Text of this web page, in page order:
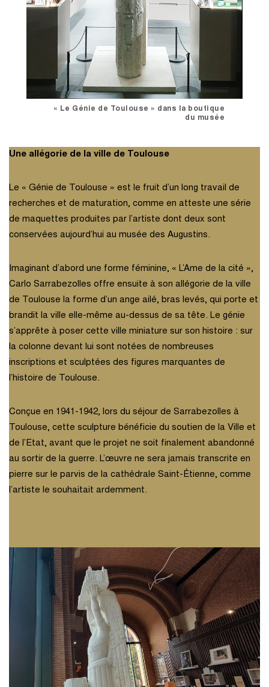
« Le Génie de Toulouse » dans la boutique
du musée
Une allégorie de la ville de Toulouse
Le « Génie de Toulouse » est le fruit d’un long travail de
recherches et de maturation, comme en atteste une série
de maquettes produites par l’artiste dont deux sont
conservées aujourd’hui au musée des Augustins.
Imaginant d’abord une forme féminine, « L’Ame de la cité »,
Carlo Sarrabezolles offre ensuite à son allégorie de la ville
de Toulouse la forme d’un ange ailé, bras levés, qui porte et
brandit la ville elle-même au-dessus de sa tête. Le génie
s’apprête à poser cette ville miniature sur son histoire : sur
la colonne devant lui sont notées de nombreuses
inscriptions et sculptées des figures marquantes de
l’histoire de Toulouse.
Conçue en 1941-1942, lors du séjour de Sarrabezolles à
Toulouse, cette sculpture bénéficie du soutien de la Ville et
de l’Etat, avant que le projet ne soit finalement abandonné
au sortir de la guerre. L’œuvre ne sera jamais transcrite en
pierre sur le parvis de la cathédrale Saint-Étienne, comme
l’artiste le souhaitait ardemment.